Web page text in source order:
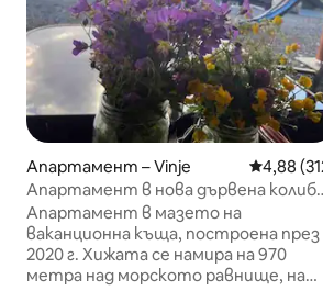
Апартамент – Vinje Средна
4,88
Апартамент в нова дървена колиба
в Холтдардален
Апартамент в мазето на
ваканционна къща, построена през
2020 г. Хижата се намира на 970
метра над морското равнище, на